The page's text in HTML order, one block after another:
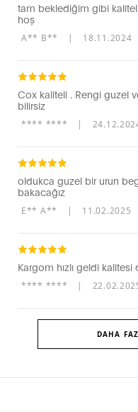
tam beklediğim gibi
hoş
A** B** | 18.11.2024
Cox kaliteli . Rengi guzel
bilirsiz
**** **** |
oldukca guzel bir urun
bakacağız
E** A** | 11.02.2025
Kargom hızlı geldi
**** **** |
DAHA